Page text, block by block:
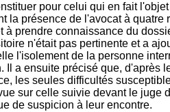
pour celui qui en fait
la présence de l'avocat à
à prendre connaissance du
n'était pas pertinente et a
l'isolement de la personne
a ensuite précisé que,
les seules difficultés
sur celle suivie devant le
de suspicion à leur encontre.